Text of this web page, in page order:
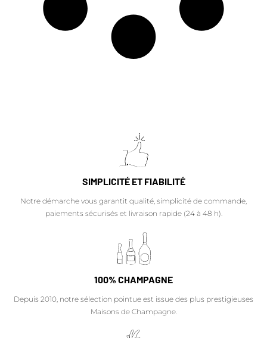
SIMPLICITÉ ET FIABILITÉ
Notre démarche vous garantit qualité, simplicité de commande,
paiements sécurisés et livraison rapide (24 à 48 h).
100% CHAMPAGNE
Depuis 2010, notre sélection pointue est issue des plus prestigieuses
Maisons de Champagne.